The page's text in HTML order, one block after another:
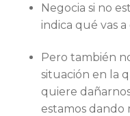
Negocia si no
indica qué vas a
Pero también
situación en la
quiere
estamos dando